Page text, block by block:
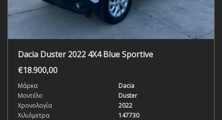
Dacia Duster 2022 4X4 Blue Sportive
€18.900,00
Μάρκα
Dacia
Μοντέλο
Duster
Χρονολογία
2022
Χιλιόμετρα
147730